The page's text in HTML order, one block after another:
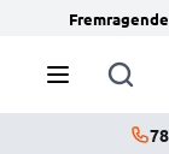
Fremragende